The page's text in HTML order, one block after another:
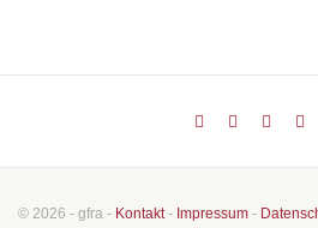
© 2026 - gfra - Kontakt- Impressum -